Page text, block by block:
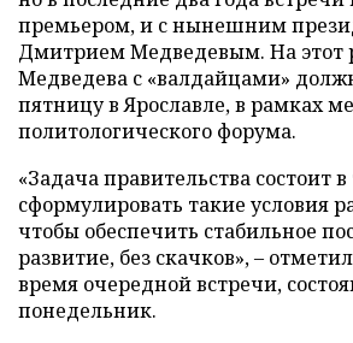
премьером, и с нынешним
Дмитрием Медведевым. На этот
Медведева с «валдайцами»
пятницу в Ярославле, в рамках
политологического форума.
«Задача правительства состоит
сформулировать такие условия
чтобы обеспечить стабильное
развитие, без скачков»,–
время очередной встречи,
понедельник.